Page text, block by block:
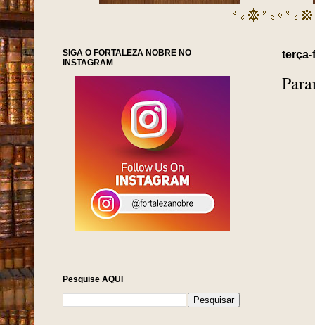
terça-
SIGA O FORTALEZA NOBRE NO
INSTAGRAM
Pesquise AQUI